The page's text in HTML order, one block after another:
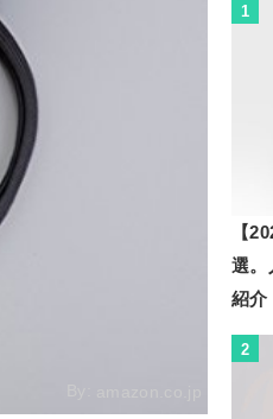
1
【
選。
紹介
2